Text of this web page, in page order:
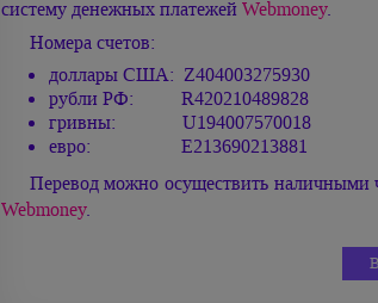
систему денежных платежейWebmoney.
Номера счетов:
доллары США: Z404003275930
рубли РФ: R420210489828
гривны: U194007570018
евро: E213690213881
Перевод можно осуществить наличными
Webmoney.